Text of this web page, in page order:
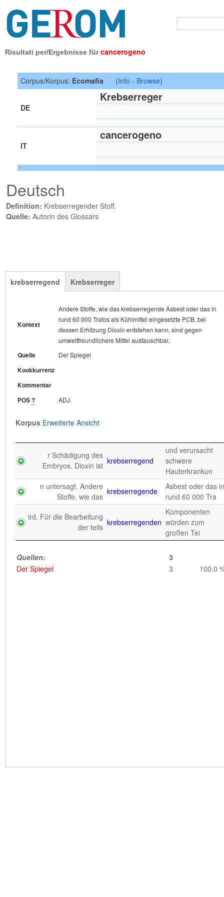
Risultati per/Ergebnisse fürcancerogeno
Corpus/Korpus: Ecomafia (Info - Browse)
DE
Krebserreger
IT
cancerogeno
Deutsch
Definition: Krebserregender Stoff.
Quelle: Autorin des Glossars
krebserregend
Kontext
Andere Stoffe, wie das krebserregende Asbest oder das in
rund 60 000 Trafos als Kühlmittel eingesetzte PCB, bei
dessen Erhitzung Dioxin entstehen kann, sind gegen
umweltfreundlichere Mittel austauschbar.
Quelle Der Spiegel
Kookkurrenz
Kommentar
POS? ADJ
Korpus Erweiterte Ansicht
r Schädigung des
Embryos. Dioxin ist krebserregend
und verursacht
schwere
Hauterkrankun
n untersagt. Andere
Stoffe, wie das
krebserregende
Asbest oder das in
rund 60 000 Tra
ird. Für die Bearbeitung
der teils krebserregenden
Komponenten
würden zum
großen Tei
Quellen:
3
Der Spiegel
3 100.0
Krebserreger
Quelle
Kommentar
POS?
s werden kann: Blut-
1
Der Spiegel
1